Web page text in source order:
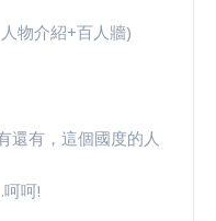
物介紹+百人牆)
還有，這個國度的人
呵!